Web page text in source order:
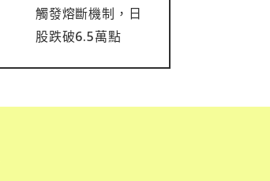
觸發熔斷機制，日
股跌破6.5萬點